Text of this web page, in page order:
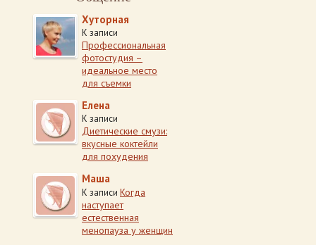
Хуторная
К записи
Профессиональная
фотостудия –
идеальное место
для съемки
Елена
К записи
Диетические смузи:
вкусные коктейли
для похудения
Маша
К записи Когда
наступает
естественная
менопауза у женщин